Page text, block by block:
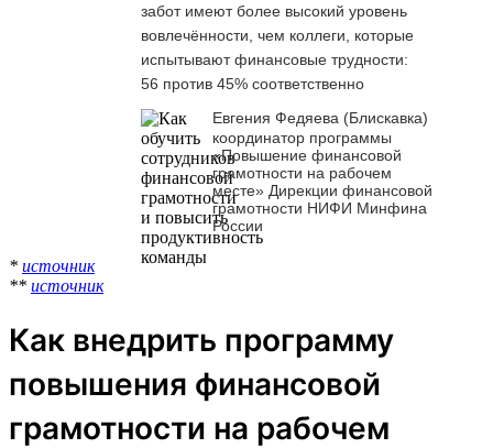
забот имеют более высокий уровень
вовлечённости, чем коллеги, которые
испытывают финансовые трудности:
56 против 45% соответственно
Евгения Федяева (Блискавка)
координатор программы
«Повышение финансовой
грамотности на рабочем
месте» Дирекции финансовой
грамотности НИФИ Минфина
России
* источник
** источник
Как внедрить программу
повышения финансовой
грамотности на рабочем